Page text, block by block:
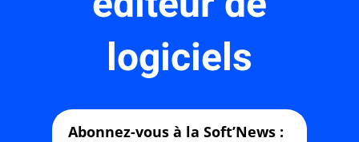
logiciels
Abonnez-vous à la Soft’News :